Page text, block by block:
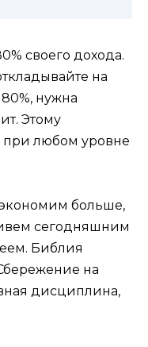
своего дохода.
на
нужна
Этому
любом уровне
больше,
сегодняшним
Библия
на
дисциплина,